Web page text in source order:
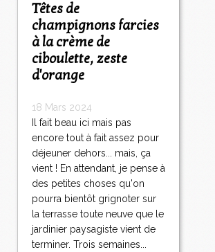
Têtes de
champignons farcies
à la crème de
ciboulette, zeste
d'orange
18 Mars 2024
Il fait beau ici mais pas
encore tout à fait assez pour
déjeuner dehors... mais, ça
vient ! En attendant, je pense à
des petites choses qu'on
pourra bientôt grignoter sur
la terrasse toute neuve que le
jardinier paysagiste vient de
terminer. Trois semaines...